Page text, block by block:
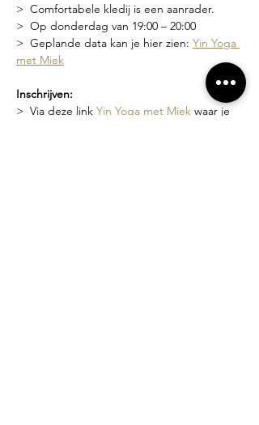
>  Comfortabele kledij is een aanrader.
>  Op donderdag van 19:00 – 20:00
>  Geplande data kan je hier zien: Yin Yoga
met Miek
Inschrijven:
>  Via deze link Yin Yoga met Miek waar je